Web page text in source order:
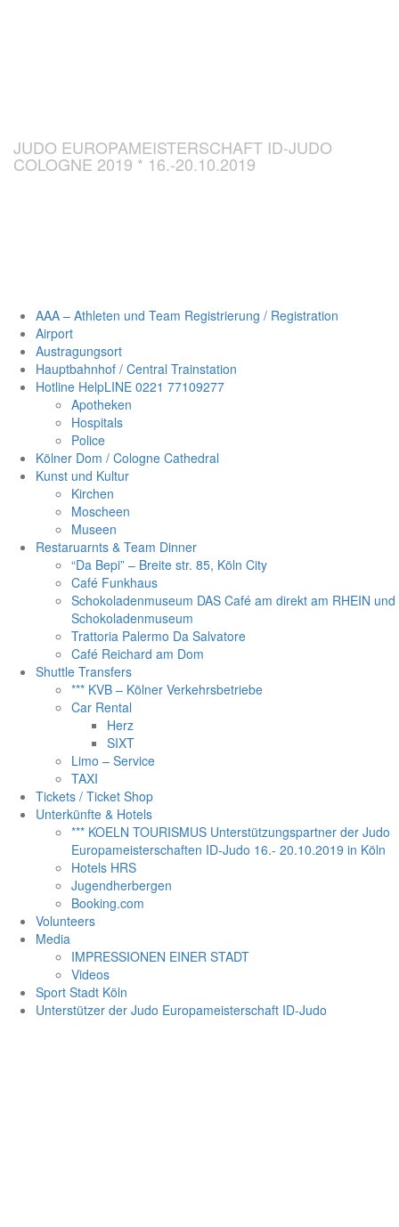
JUDO EUROPAMEISTERSCHAFT ID-JUDO
COLOGNE 2019 * 16.-20.10.2019
AAA – Athleten und Team Registrierung / Registration
Airport
Austragungsort
Hauptbahnhof / Central Trainstation
Hotline HelpLINE 0221 77109277
Apotheken
Hospitals
Police
Kölner Dom / Cologne Cathedral
Kunst und Kultur
Kirchen
Moscheen
Museen
Restaruarnts & Team Dinner
“Da Bepi” – Breite str. 85, Köln City
Café Funkhaus
Schokoladenmuseum DAS Café am direkt am RHEIN und
Schokoladenmuseum
Trattoria Palermo Da Salvatore
Café Reichard am Dom
Shuttle Transfers
*** KVB – Kölner Verkehrsbetriebe
Car Rental
Herz
SIXT
Limo – Service
TAXI
Tickets / Ticket Shop
Unterkünfte & Hotels
*** KOELN TOURISMUS Unterstützungspartner der Judo
Europameisterschaften ID-Judo 16.- 20.10.2019 in Köln
Hotels HRS
Jugendherbergen
Booking.com
Volunteers
Media
IMPRESSIONEN EINER STADT
Videos
Sport Stadt Köln
Unterstützer der Judo Europameisterschaft ID-Judo